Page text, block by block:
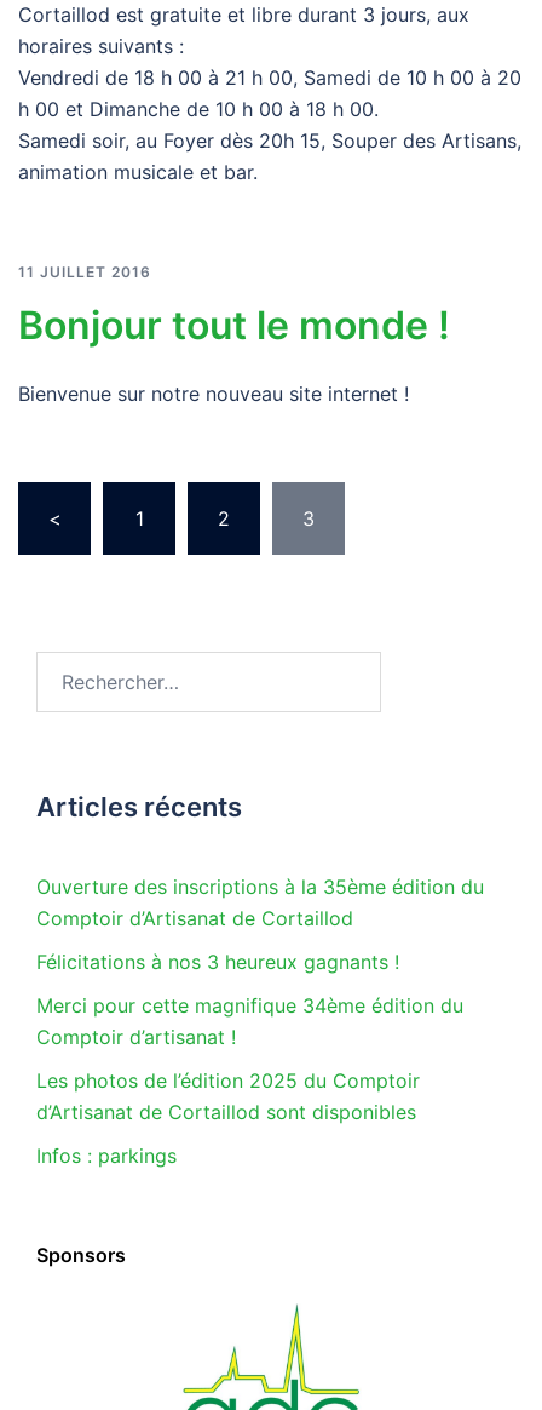
Cortaillod est gratuite et libre durant 3 jours, aux
horaires suivants :
Vendredi de 18 h 00 à 21 h 00, Samedi de 10 h 00 à 20
h 00 et Dimanche de 10 h 00 à 18 h 00.
Samedi soir, au Foyer dès 20h 15, Souper des Artisans,
animation musicale et bar.
11 JUILLET 2016
Bonjour tout le monde !
Bienvenue sur notre nouveau site internet !
des
publications
< 1 2 3
Articles récents
Ouverture des inscriptions à la 35ème édition du
Comptoir d’Artisanat de Cortaillod
Félicitations à nos 3 heureux gagnants !
Merci pour cette magnifique 34ème édition du
Comptoir d’artisanat !
Les photos de l’édition 2025 du Comptoir
d’Artisanat de Cortaillod sont disponibles
Infos : parkings
Sponsors